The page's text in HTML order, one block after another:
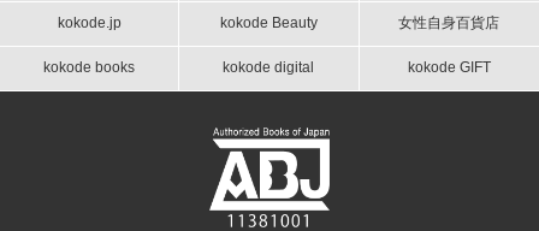
kokode.jp kokode Beauty 女性自身百貨店
kokode books kokode digital kokode GIFT